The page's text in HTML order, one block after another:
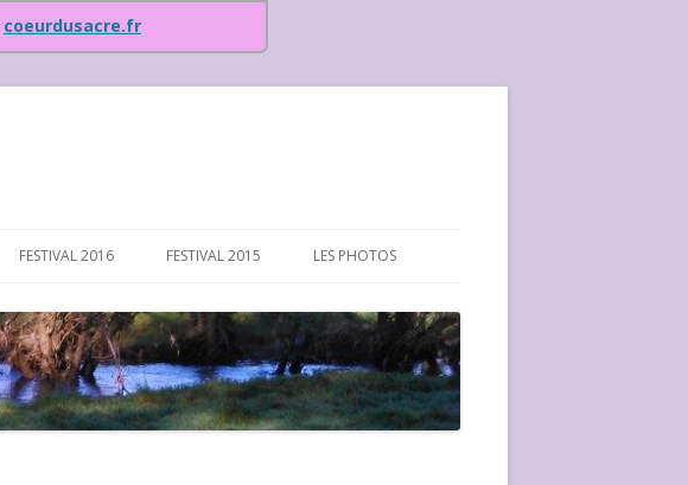
coeurdusacre.fr
FESTIVAL 2016 FESTIVAL 2015 LES PHOTOS
FESTIVAL 2016-PHOTOS
FESTIVAL 2017-PHOTOS ET
VIDÉOS